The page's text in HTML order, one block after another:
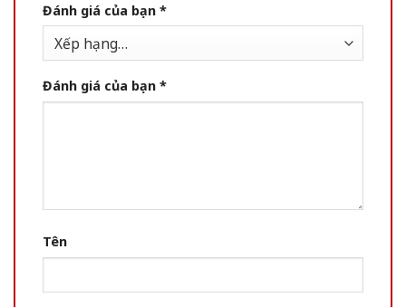
Đánh giá của bạn *
Đánh giá của bạn *
Tên